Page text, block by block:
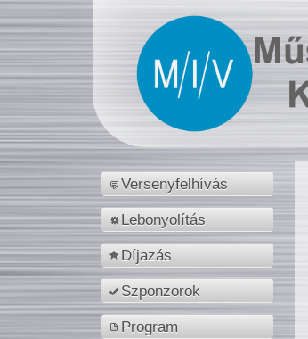
Versenyfelhívás
Lebonyolítás
Díjazás
Szponzorok
Program